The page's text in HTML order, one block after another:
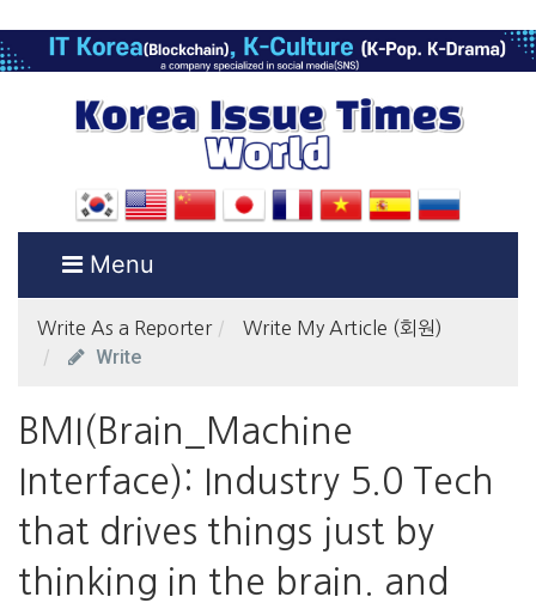
Menu
Write As a Reporter Write My Article (회원)
Write
BMI(Brain_Machine
Interface): Industry 5.0 Tech
that drives things just by
thinking in the brain. and